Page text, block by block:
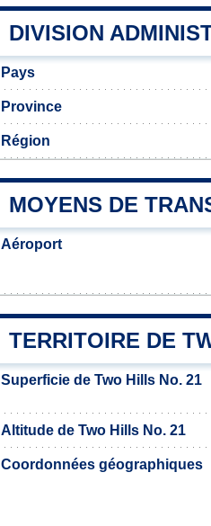
DIVISION
Pays
Province
Région
MOYENS DE
Aéroport
TERRITOIRE DE
Superficie de Two Hills No. 21
Altitude de Two Hills No. 21
Coordonnées géographiques